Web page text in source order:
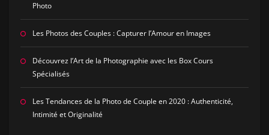
Photo
Les Photos des Couples : Capturer l’Amour en Images
Découvrez l’Art de la Photographie avec les Box Cours
Spécialisés
Les Tendances de la Photo de Couple en 2020 : Authenticité,
Intimité et Originalité